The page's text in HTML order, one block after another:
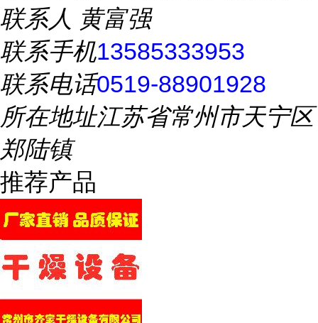
联系人 黄富强
联系手机13585333953
联系电话0519-88901928
所在地址江苏省常州市天宁区
郑陆镇
推荐产品